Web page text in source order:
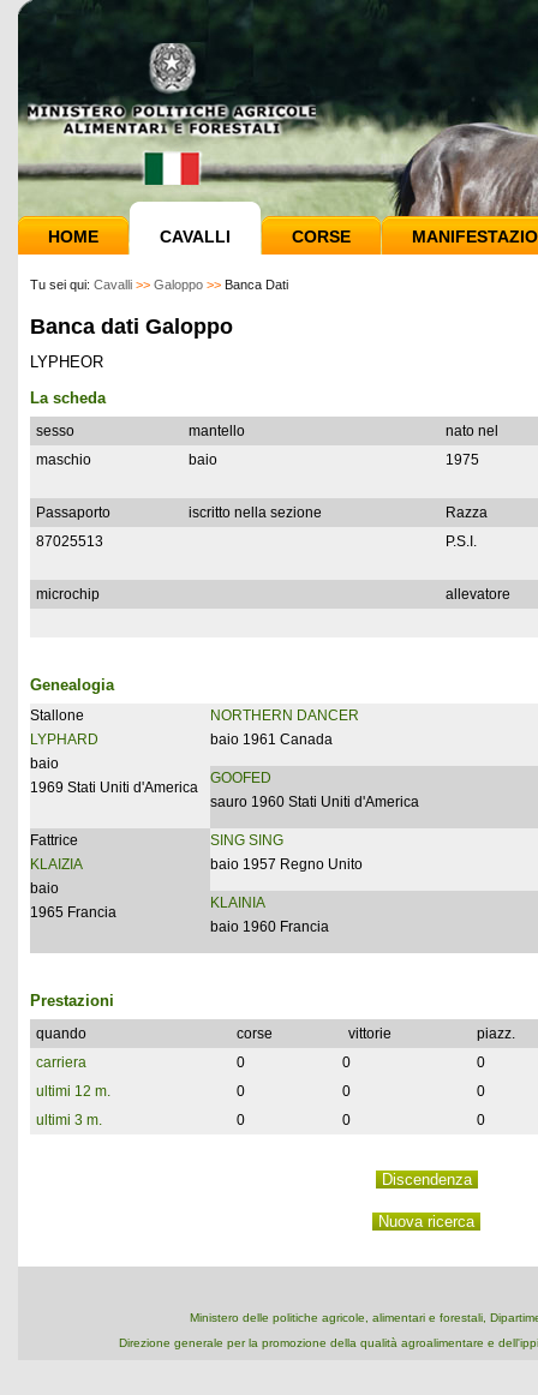
HOME CAVALLI CORSE
Tu sei qui: Cavalli >> Galoppo >> Banca Dati
Banca dati Galoppo
LYPHEOR
La scheda
sesso mantello
nato nel
maschio
baio 1975
Passaporto iscritto nella sezione
Razza
87025513
P.S.I.
microchip allevatore
Genealogia
Stallone
LYPHARD
baio
1969 Stati Uniti d'America
NORTHERN DANCER
baio 1961 Canada
GOOFED
sauro 1960 Stati Uniti d'America
Fattrice
KLAIZIA
baio
1965 Francia
SING SING
baio 1957 Regno Unito
KLAINIA
baio 1960 Francia
Prestazioni
quando corse vittorie
piazz.
carriera
0 0
0
ultimi 12 m.
0 0
0
ultimi 3 m.
0 0 0
Ministero delle politiche agricole, alimentari e forestali,
Direzione generale per la promozione della qualità agroalimentare e